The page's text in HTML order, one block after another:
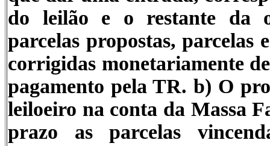
do leilão e o restante da
parcelas propostas, parcelas
corrigidas monetariamente
pagamento pela TR. b) O
leiloeiro na conta da Massa
prazo as parcelas